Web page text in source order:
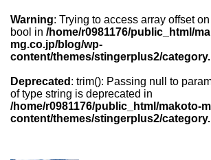
Warning: Trying to access array offset
bool in /home/r0981176/public_html/
mg.co.jp/blog/wp-
content/themes/stingerplus2/
Deprecated : trim(): Passing null to
of type string is deprecated in
/home/r0981176/public_html/makoto-
content/themes/stingerplus2/